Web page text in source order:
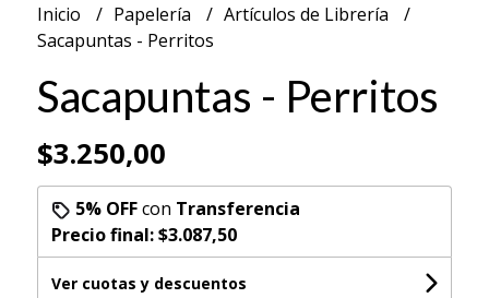
Inicio Papelería
Artículos de Librería
Sacapuntas - Perritos
Sacapuntas - Perritos
$3.250,00
5% OFFcon Transferencia
Precio final:$3.087,50
Ver cuotas y descuentos